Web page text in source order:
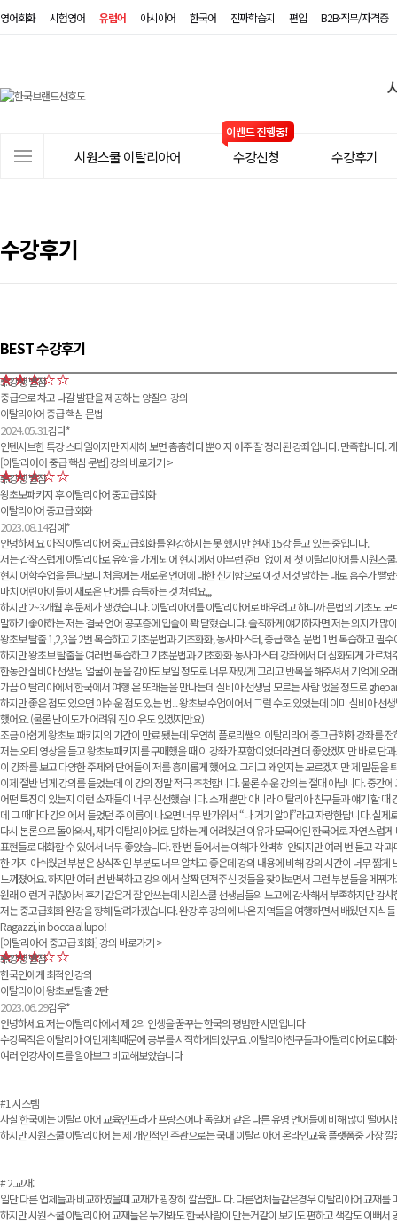
영어회화 시험영어 유럽어 아시아어 한국어 진짜학습지 편입 B2B·직무/자격증
원
쿨
뉴
시원스쿨 이탈리아어 수강신청 수강후기
수강후기
BEST 수강후기
수강생 별점
5.0
중급으로 차고 나갈 발판을 제공하는 양질의 강의
이탈리아어 중급 핵심 문법
2024.05.31김다*
인텐시브한 특강 스타일이지만 자세히 보면 촘촘하다 뿐이지 아주 잘 정리된 강좌입니다. 만족합니다.
[이탈리아어 중급 핵심 문법]강의 바로가기 >
수강생 별점
5.0
왕초보패키지 후 이탈리아어 중고급회화
이탈리아어 중고급 회화
2023.08.14김예*
안녕하세요 아직 이탈리아어 중고급회화를 완강하지는 못 했지만 현재 15강 듣고 있는 중입니다.
저는 갑작스럽게 이탈리아로 유학을 가게 되어 현지에서 아무런 준비 없이 제 첫 이탈리아어를 시원스
현지 어학수업을 듣다보니 처음에는 새로운 언어에 대한 신기함으로 이것 저것 말하는 대로 흡수가 빨
마치 어린아이들이 새로운 단어를 습득하는 것 처럼요,,,
하지만 2~3개월 후 문제가 생겼습니다. 이탈리아어를 이탈리아어로 배우려고 하니까 문법의 기초도
말하기 좋아하는 저는 결국 언어 공포증에 입술이 꽉 닫혔습니다. 솔직하게 얘기하자면 저는 의지가 많
왕초보 탈출 1,2,3을 2번 복습하고 기초문법과 기초화화, 동사마스터, 중급 핵심 문법 1번 복습하고 필
하지만 왕초보 탈출을 여러번 복습하고 기초문법과 기초화화 동사마스터 강좌에서 더 심화되게 가르
한동안 실비아 선생님 얼굴이 눈을 감아도 보일 정도로 너무 재밌게 그리고 반복을 해주셔서 기억에 오
가끔 이탈리아에서 한국에서 여행 온 또래들을 만나는데 실비아 선생님 모르는 사람 없을 정도로
하지만 좋은 점도 있으면 아쉬운 점도 있는 법... 왕초보 수업이어서 그럴 수도 있었는데 이미 실비아
했어요. (물론 난이도가 어려워 진 이유도 있겠지만요)
조금 아쉽게 왕초보 패키지의 기간이 만료 됐는데 우연히 플로리쌤의 이탈리라어 중고급회화 강좌를
저는 오티 영상을 듣고 왕초보패키지를 구매했을 때 이 강좌가 포함이었더라면 더 좋았겠지만 바로
이 강좌를 보고 다양한 주제와 단어들이 저를 흥미롭게 했어요. 그리고 왜인지는 모르겠지만 제 말문을
이제 절반 넘게 강의를 들었는데 이 강의 정말 적극 추천합니다. 물론 쉬운 강의는 절대 아닙니다. 중
어떤 특징이 있는지 이런 소재들이 너무 신선했습니다. 소재 뿐만 아니라 이탈리아 친구들과 얘기 할
데 그 때마다 강의에서 들었던 주 이름이 나오면 너무 반가워서 “나 거기 알아”라고 자랑한답니다. 실
다시 본론으로 돌아와서, 제가 이탈리아어로 말하는 게 어려웠던 이유가 모국어인 한국어로 자연스럽
표현들로 대화할 수 있어서 너무 좋았습니다. 한 번 들어서는 이해가 완벽히 안되지만 여러 번 듣고 각
한 가지 아쉬웠던 부분은 상식적인 부분도 너무 알차고 좋은데 강의 내용에 비해 강의 시간이 너무 짧
느껴졌어요. 하지만 여러 번 반복하고 강의에서 살짝 던져주신 것들을 찾아보면서 그런 부분들을 메꿔
원래 이런거 귀찮아서 후기 같은거 잘 안쓰는데 시원스쿨 선생님들의 노고에 감사해서 부족하지만 감
저는 중고급회화 완강을 향해 달려가겠습니다. 완강 후 강의에 나온 지역들을 여행하면서 배웠던 지
Ragazzi, in bocca al lupo!
[이탈리아어 중고급 회화]강의 바로가기 >
수강생 별점
5.0
한국인에게 최적인 강의
이탈리아어 왕초보 탈출 2탄
2023.06.29김우*
안녕하세요 저는 이탈리아에서 제 2의 인생을 꿈꾸는 한국의 평범한 시민입니다
수강목적은 이탈리아 이민계획때문에 공부를 시작하게되었구요 .이탈리아친구들과 이탈리아어로 대
여러 인강사이트를 알아보고 비교해보았습니다
#1.시스템
사실 한국에는 이탈리아어 교육인프라가 프랑스어나 독일어 같은 다른 유명 언어들에 비해 많이 떨어지
하지만 시원스쿨 이탈리아어 는 제 개인적인 주관으로는 국내 이탈리아어 온라인교육 플랫폼중 가장
# 2.교재:
일단 다른 업체들과 비교하였을때 교재가 굉장히 깔끔합니다. 다른업체들같은경우 이탈리아어 교재
하지만 시원스쿨 이탈리아어 교재들은 누가봐도 한국사람이 만든거같이 보기도 편하고 색감도 이뻐서